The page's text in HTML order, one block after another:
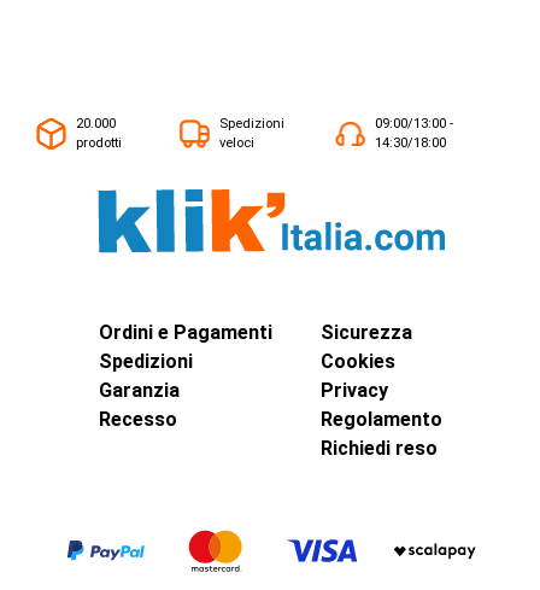
20.000
prodotti
Spedizioni
veloci
09:00/13:00 -
14:30/18:00
Ordini e Pagamenti
Spedizioni
Garanzia
Recesso
Sicurezza
Cookies
Privacy
Regolamento
Richiedi reso